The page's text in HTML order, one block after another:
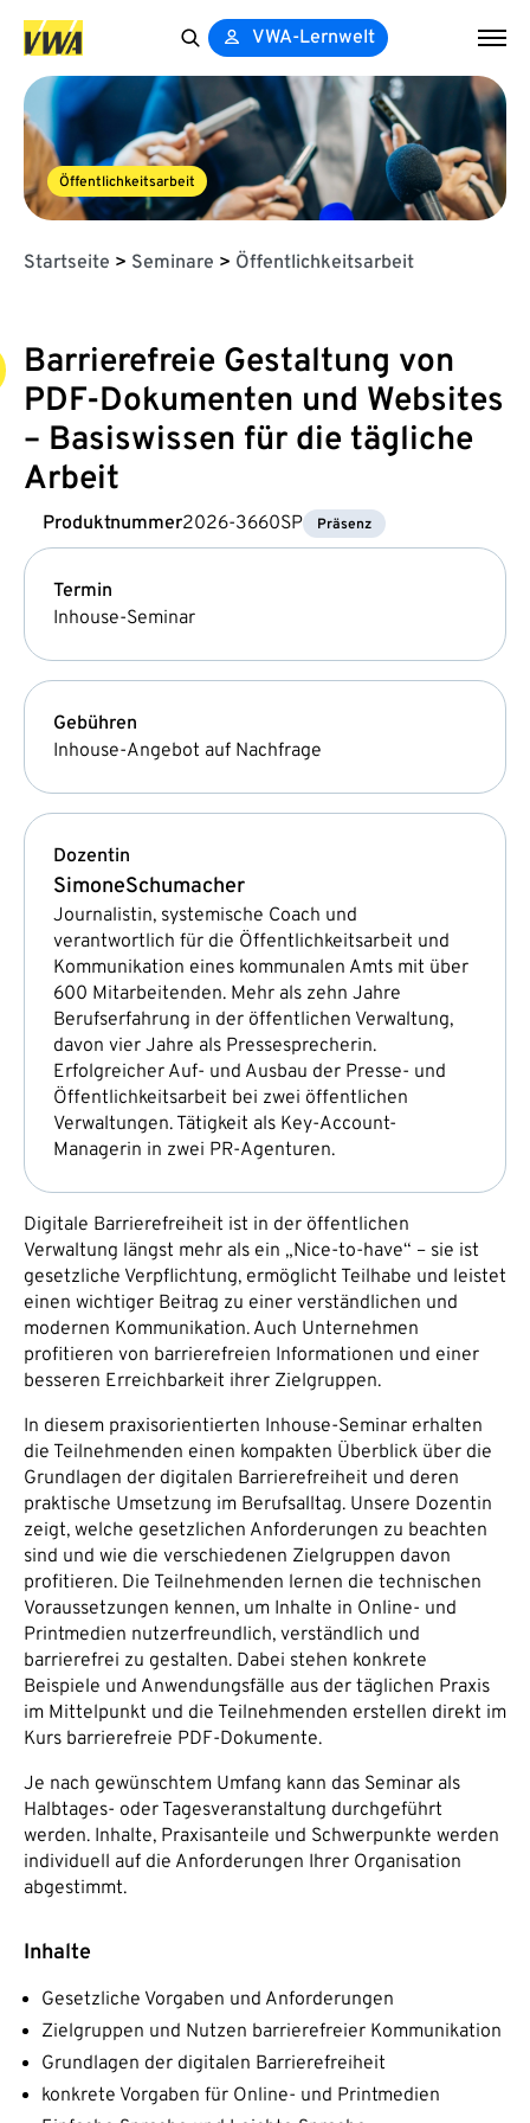
for:
VWA-Lernwelt
Öffentlichkeitsarbeit
Startseite > Seminare > Öffentlichkeitsarbeit
Barrierefreie Gestaltung von
PDF-Dokumenten und Websites
– Basiswissen für die tägliche
Arbeit
Produktnummer2026-3660SP Präsenz
Termin
Inhouse-Seminar
Gebühren
Inhouse-Angebot auf Nachfrage
Dozentin
SimoneSchumacher
Journalistin, systemische Coach und
verantwortlich für die Öffentlichkeitsarbeit und
Kommunikation eines kommunalen Amts mit über
600 Mitarbeitenden. Mehr als zehn Jahre
Berufserfahrung in der öffentlichen Verwaltung,
davon vier Jahre als Pressesprecherin.
Erfolgreicher Auf- und Ausbau der Presse- und
Öffentlichkeitsarbeit bei zwei öffentlichen
Verwaltungen. Tätigkeit als Key-Account-
Managerin in zwei PR-Agenturen.
Digitale Barrierefreiheit ist in der öffentlichen
Verwaltung längst mehr als ein „Nice-to-have“ – sie ist
gesetzliche Verpflichtung, ermöglicht Teilhabe und leistet
einen wichtiger Beitrag zu einer verständlichen und
modernen Kommunikation. Auch Unternehmen
profitieren von barrierefreien Informationen und einer
besseren Erreichbarkeit ihrer Zielgruppen.
In diesem praxisorientierten Inhouse-Seminar erhalten
die Teilnehmenden einen kompakten Überblick über die
Grundlagen der digitalen Barrierefreiheit und deren
praktische Umsetzung im Berufsalltag. Unsere Dozentin
zeigt, welche gesetzlichen Anforderungen zu beachten
sind und wie die verschiedenen Zielgruppen davon
profitieren. Die Teilnehmenden lernen die technischen
Voraussetzungen kennen, um Inhalte in Online- und
Printmedien nutzerfreundlich, verständlich und
barrierefrei zu gestalten. Dabei stehen konkrete
Beispiele und Anwendungsfälle aus der täglichen Praxis
im Mittelpunkt und die Teilnehmenden erstellen direkt im
Kurs barrierefreie PDF-Dokumente.
Je nach gewünschtem Umfang kann das Seminar als
Halbtages- oder Tagesveranstaltung durchgeführt
werden. Inhalte, Praxisanteile und Schwerpunkte werden
individuell auf die Anforderungen Ihrer Organisation
abgestimmt.
Inhalte
Gesetzliche Vorgaben und Anforderungen
Zielgruppen und Nutzen barrierefreier Kommunikation
Grundlagen der digitalen Barrierefreiheit
konkrete Vorgaben für Online- und Printmedien